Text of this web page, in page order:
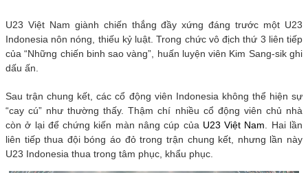
U23 Việt Nam giành chiến thắng đầy xứng đáng trước một U23
Indonesia nôn nóng, thiếu kỷ luật. Trong chức vô địch thứ 3 liên tiếp
của “Những chiến binh sao vàng”, huấn luyện viên Kim Sang-sik ghi
dấu ấn.
Sau trận chung kết, các cổ động viên Indonesia không thể hiện sự
“cay cú” như thường thấy. Thậm chí nhiều cổ động viên chủ nhà
còn ở lại để chứng kiến màn nâng cúp của U23 Việt Nam . Hai lần
liên tiếp thua đội bóng áo đỏ trong trận chung kết, nhưng lần này
U23 Indonesia thua trong tâm phục, khẩu phục.